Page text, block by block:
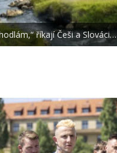
říkají Češi a Slováci…